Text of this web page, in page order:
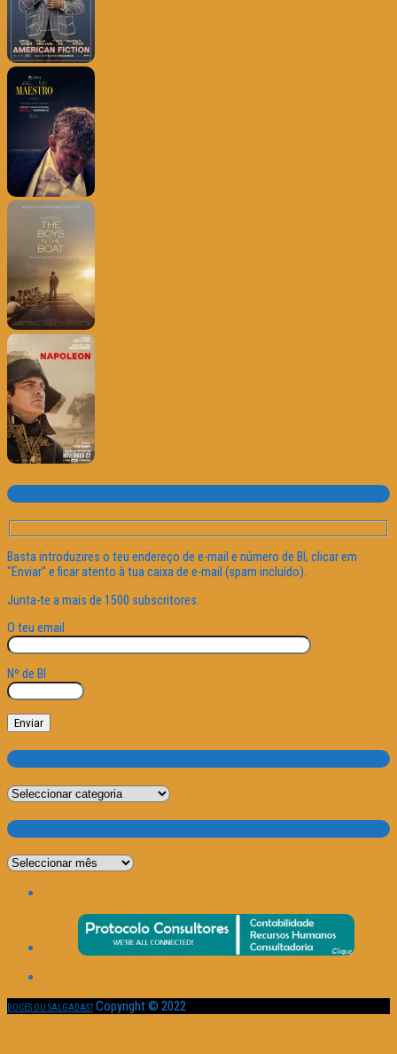
Subscrever o site
Basta introduzires o teu endereço de e-mail e número de BI, clicar em
"Enviar" e ficar atento à tua caixa de e-mail (spam incluído).
Junta-te a mais de 1500 subscritores.
O teu email
Nº de BI
Categorias
Categorias
Por Data
Por
DOCES OU SALGADAS? Copyright © 2022